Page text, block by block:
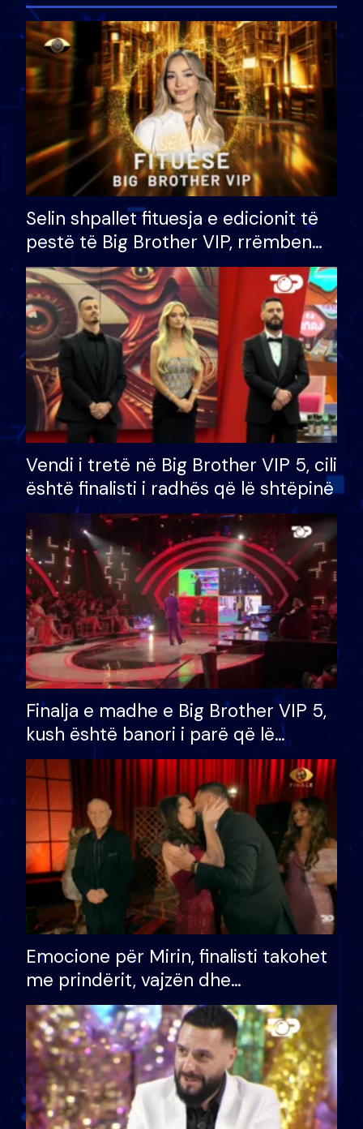
Selin shpallet fituesja e edicionit të
pestë të Big Brother VIP, rrëmben
çmimin e madh prej 100 mijë eurosh
Vendi i tretë në Big Brother VIP 5, cili
është finalisti i radhës që lë shtëpinë
Finalja e madhe e Big Brother VIP 5,
kush është banori i parë që lë
shtëpinë dhe humb mundësinë për
të fituar çmimin e madh
Emocione për Mirin, finalisti takohet
me prindërit, vajzën dhe
bashkëshorten: S’kemi ndonjë letër
divorci apo jo?